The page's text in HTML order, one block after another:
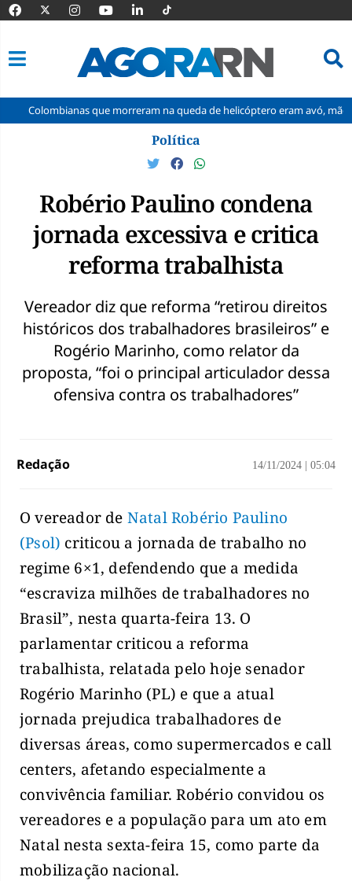
que morreram na queda de helicóptero eram avó, mãe e filha
Política
Robério Paulino condena
jornada excessiva e critica
reforma trabalhista
Vereador diz que reforma “retirou direitos
históricos dos trabalhadores brasileiros” e
Rogério Marinho, como relator da
proposta, “foi o principal articulador dessa
ofensiva contra os trabalhadores”
Redação 14/11/2024 05:04
O vereador de Natal Robério Paulino
(Psol) criticou a jornada de trabalho no
regime 6×1, defendendo que a medida
“escraviza milhões de trabalhadores no
Brasil”, nesta quarta-feira 13. O
parlamentar criticou a reforma
trabalhista, relatada pelo hoje senador
Rogério Marinho (PL) e que a atual
jornada prejudica trabalhadores de
diversas áreas, como supermercados e call
centers, afetando especialmente a
convivência familiar. Robério convidou os
vereadores e a população para um ato em
Natal nesta sexta-feira 15, como parte da
mobilização nacional.